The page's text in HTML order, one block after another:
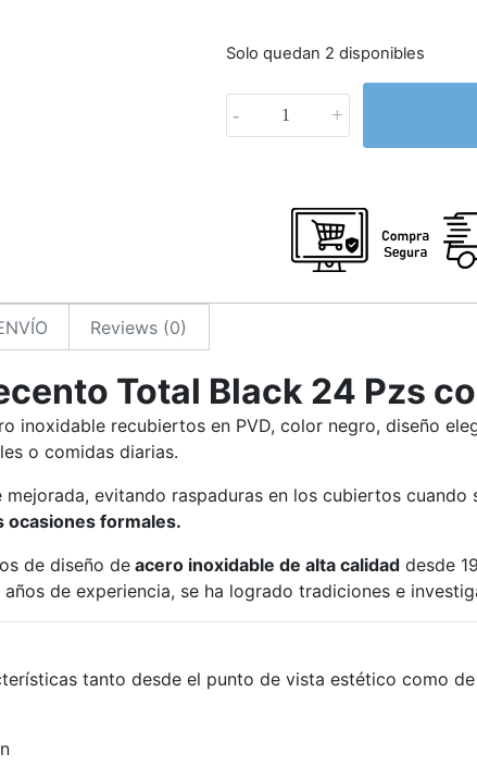
Solo quedan 2 disponibles
- +
Reviews (0)
Total Black 24 Pzs
inoxidable recubiertos en PVD, color negro, diseño
o comidas diarias.
evitando raspaduras en los cubiertos cuando
ocasiones formales.
de diseño deacero inoxidable de alta calidad desde
de experiencia, se ha logrado tradiciones e
tanto desde el punto de vista estético como